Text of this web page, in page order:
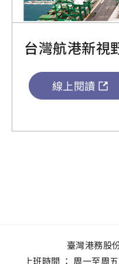
台灣航港新視
線上閱讀
臺灣港務股
上班時間 ： 周一至周